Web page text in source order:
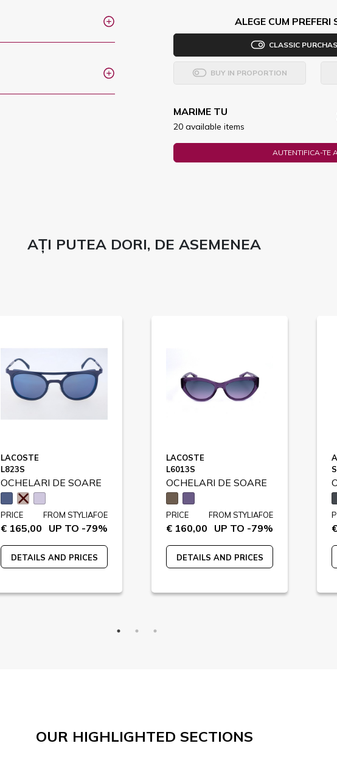
ALEGE CUM PREFERI
CLASSIC
BUY IN PROPORTION
MARIME TU
20 available items
AUTENTIFICA-TE
AȚI PUTEA DORI, DE ASEMENEA
LACOSTE
L823S
OCHELARI DE SOARE
PRICE
€ 165,00
FROM STYLIAFOE
UP TO -79%
DETAILS AND PRICES
LACOSTE
L6013S
OCHELARI DE SOARE
PRICE
€ 160,00
FROM STYLIAFOE
UP TO -79%
DETAILS AND PRICES
OUR HIGHLIGHTED SECTIONS